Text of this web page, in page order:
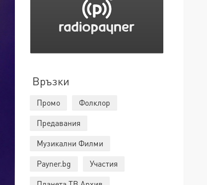
Връзки
Промо
Фолклор
Предавания
Музикални Филми
Payner.bg
Участия